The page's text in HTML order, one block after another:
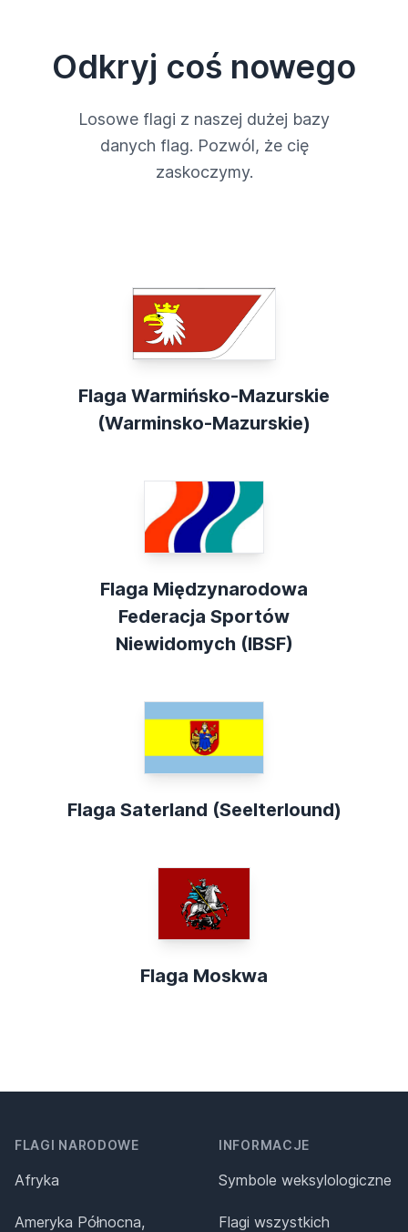
Odkryj coś nowego
Losowe flagi z naszej dużej bazy
danych flag. Pozwól, że cię
zaskoczymy.
Flaga Warmińsko-Mazurskie
(Warminsko-Mazurskie)
Flaga Międzynarodowa
Federacja Sportów
Niewidomych (IBSF)
Flaga Saterland (Seelterlound)
Flaga Moskwa
FLAGI NARODOWE
Afryka
Ameryka Północna,
INFORMACJE
Symbole weksylologiczne
Flagi wszystkich